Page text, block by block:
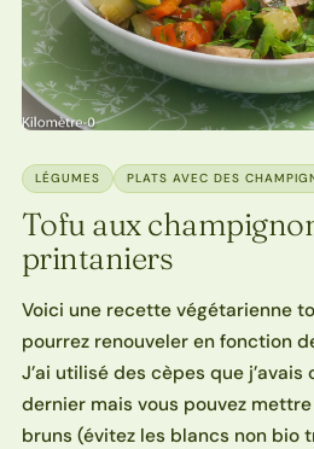
LÉGUMES PLATS AVEC DES
Tofu aux
printaniers
Voici une recette végétarienne
pourrez renouveler en fonction
J’ai utilisé des cèpes que j’avais
dernier mais vous pouvez
bruns (évitez les blancs non bio